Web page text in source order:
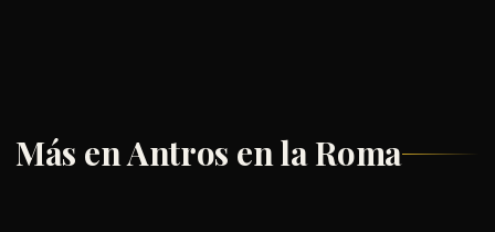
Más en Antros en la Roma